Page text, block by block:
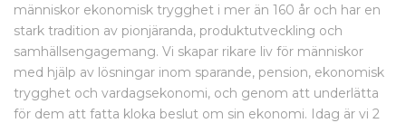
människor ekonomisk trygghet i mer än 160 år och har en
stark tradition av pionjäranda, produktutveckling och
samhällsengagemang. Vi skapar rikare liv för människor
med hjälp av lösningar inom sparande, pension, ekonomisk
trygghet och vardagsekonomi, och genom att underlätta
för dem att fatta kloka beslut om sin ekonomi. Idag är vi 2